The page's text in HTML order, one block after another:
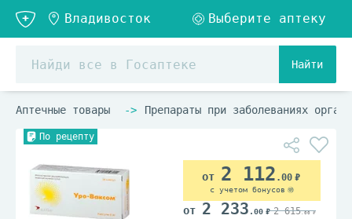
Найти
Аптечные товары Препараты при заболеваниях
По рецепту
2 112 .00
с учетом бонусов
2 233 .00 2 615.00